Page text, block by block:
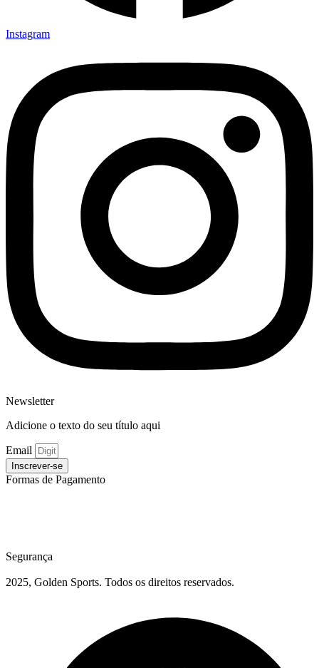
Instagram
Newsletter
Adicione o texto do seu título aqui
Email
Inscrever-se
Formas de Pagamento
Segurança
2025, Golden Sports. Todos os direitos reservados.